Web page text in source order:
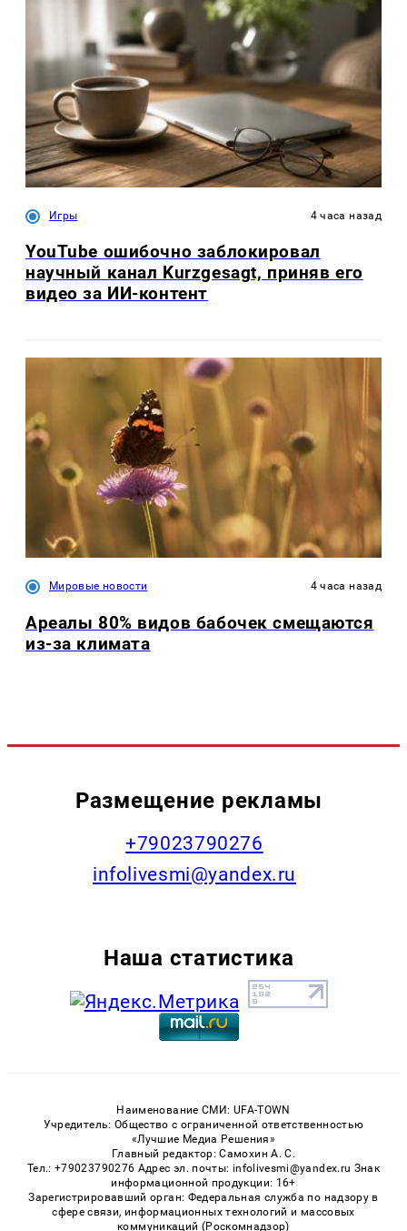
Игры 4 часа назад
YouTube ошибочно заблокировал
научный канал Kurzgesagt, приняв его
видео за ИИ-контент
Мировые новости 4 часа назад
Ареалы 80% видов бабочек смещаются
из-за климата
Размещение рекламы
+79023790276
infolivesmi@yandex.ru
Наша статистика
Наименование СМИ: UFA-TOWN
Учредитель: Общество с ограниченной ответственностью
«Лучшие Медиа Решения»
Главный редактор: Самохин А. С.
Тел.: +79023790276 Адрес эл. почты: infolivesmi@yandex.ru Знак
информационной продукции: 16+
Зарегистрировавший орган: Федеральная служба по надзору в
сфере связи, информационных технологий и массовых
коммуникаций (Роскомнадзор)